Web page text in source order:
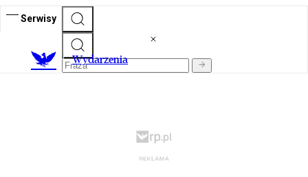
Serwisy
Wydarzenia